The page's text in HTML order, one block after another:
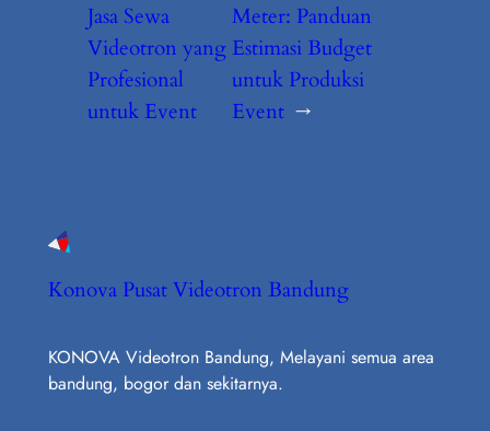
Jasa Sewa
Videotron yang
Profesional
untuk Event
Meter: Panduan
Estimasi Budget
untuk Produksi
Event →
Konova Pusat Videotron Bandung
KONOVA Videotron Bandung, Melayani semua area
bandung, bogor dan sekitarnya.